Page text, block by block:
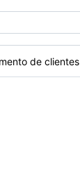
de clientes